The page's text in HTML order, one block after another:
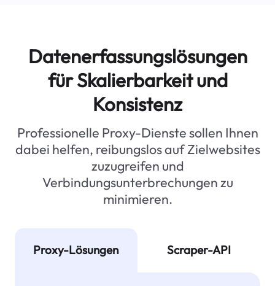
Datenerfassungslösungen
für Skalierbarkeit und
Konsistenz
Professionelle Proxy-Dienste sollen Ihnen
dabei helfen, reibungslos auf Zielwebsites
zuzugreifen und
Verbindungsunterbrechungen zu
minimieren.
Proxy-Lösungen Scraper-API